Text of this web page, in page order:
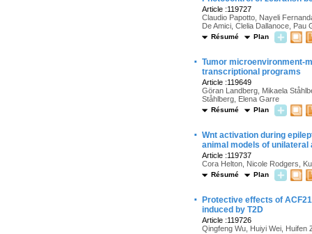
Article :119727
Claudio Papotto, Nayeli
De Amici, Clelia Dallanoce, Pau
Résumé Plan
· Tumor microenvironment-
transcriptional programs
Article :119649
Göran Landberg, Mikaela
Ståhlberg, Elena Garre
Résumé Plan
· Wnt activation during
animal models of
Article :119737
Cora Helton, Nicole Rodgers,
Résumé Plan
·
Protective effects of
induced by T2D
Article :119726
Qingfeng Wu, Huiyi Wei, Huifen